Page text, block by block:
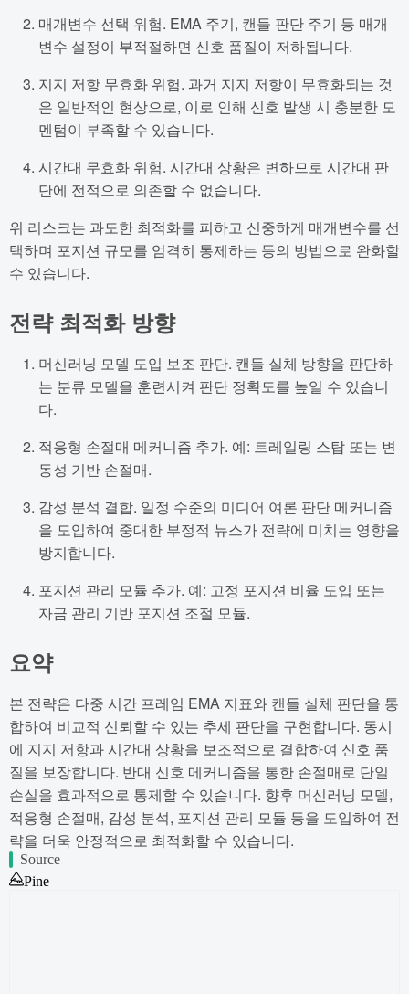
매개변수 선택 위험. EMA 주기, 캔들 판단 주기 등 매개
변수 설정이 부적절하면 신호 품질이 저하됩니다.
지지 저항 무효화 위험. 과거 지지 저항이 무효화되는 것
은 일반적인 현상으로, 이로 인해 신호 발생 시 충분한 모
멘텀이 부족할 수 있습니다.
시간대 무효화 위험. 시간대 상황은 변하므로 시간대 판
단에 전적으로 의존할 수 없습니다.
위 리스크는 과도한 최적화를 피하고 신중하게 매개변수를 선
택하며 포지션 규모를 엄격히 통제하는 등의 방법으로 완화할
수 있습니다.
전략 최적화 방향
머신러닝 모델 도입 보조 판단. 캔들 실체 방향을 판단하
는 분류 모델을 훈련시켜 판단 정확도를 높일 수 있습니
다.
적응형 손절매 메커니즘 추가. 예: 트레일링 스탑 또는 변
동성 기반 손절매.
감성 분석 결합. 일정 수준의 미디어 여론 판단 메커니즘
을 도입하여 중대한 부정적 뉴스가 전략에 미치는 영향을
방지합니다.
포지션 관리 모듈 추가. 예: 고정 포지션 비율 도입 또는
자금 관리 기반 포지션 조절 모듈.
요약
본 전략은 다중 시간 프레임 EMA 지표와 캔들 실체 판단을 통
합하여 비교적 신뢰할 수 있는 추세 판단을 구현합니다. 동시
에 지지 저항과 시간대 상황을 보조적으로 결합하여 신호 품
질을 보장합니다. 반대 신호 메커니즘을 통한 손절매로 단일
손실을 효과적으로 통제할 수 있습니다. 향후 머신러닝 모델,
적응형 손절매, 감성 분석, 포지션 관리 모듈 등을 도입하여 전
략을 더욱 안정적으로 최적화할 수 있습니다.
Source
Pine